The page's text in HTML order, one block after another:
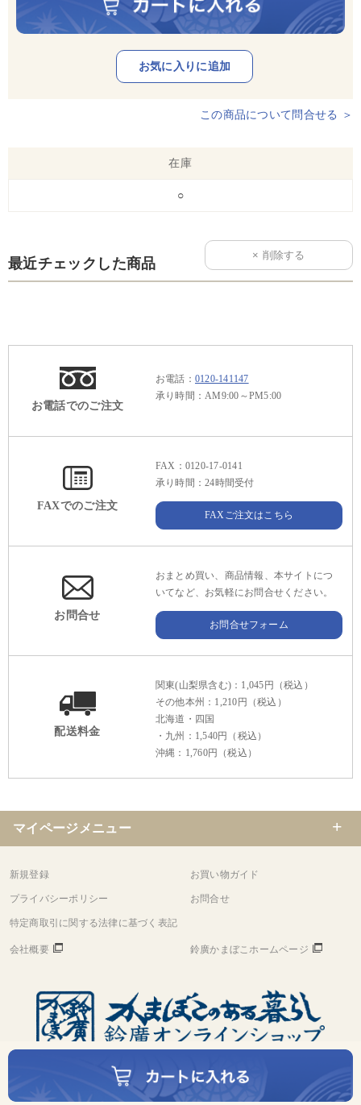
この商品について問合せる ＞
在庫
○
最近チェックした商品
お電話でのご注文
お電話： 0120-141147
承り時間：AM9:00～PM5:00
FAXでのご注文
FAX：0120-17-0141
承り時間：24時間受付
FAXご注文はこちら
お問合せ
おまとめ買い、商品情報、本サイトにつ
いてなど、お気軽にお問合せください。
お問合せフォーム
配送料金
関東(山梨県含む)：1,045円（税込）
その他本州：1,210円（税込）
北海道・四国
・九州：1,540円（税込）
沖縄：1,760円（税込）
マイページメニュー
新規登録 お買い物ガイド
プライバシーポリシー お問合せ
特定商取引に関する法律に基づく表記
会社概要 鈴廣かまぼこホームページ
Copyright Suzuhiro Co.,Ltd. All rights reserved.